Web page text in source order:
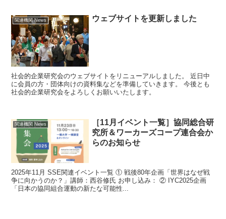
関連機関 News ウェブサイトを更新しました
社会的企業研究会のウェブサイトをリニューアルしました。 近日中
に会員の方・団体向けの資料集などを準備していきます。 今後とも
社会的企業研究会をよろしくお願いいたします。
関連機関 News
［11月イベント一覧］協同総合研
究所＆ワーカーズコープ連合会か
らのお知らせ
2025年11月 SSE関連イベント一覧 ① 戦後80年企画「世界はなぜ戦
争に向かうのか？」講師：西谷修氏 お申し込み： ② IYC2025企画
「日本の協同組合運動の新たな可能性...